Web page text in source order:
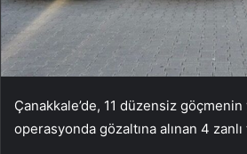
Çanakkale’de, 11 düzensiz göçmenin
operasyonda gözaltına alınan 4 zanlı